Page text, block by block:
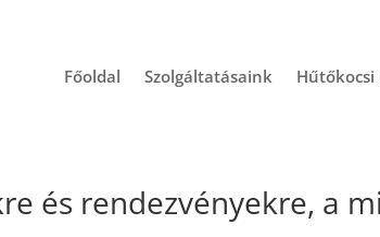
Főoldal Szolgáltatásaink Hűtőkocsi
és rendezvényekre, a